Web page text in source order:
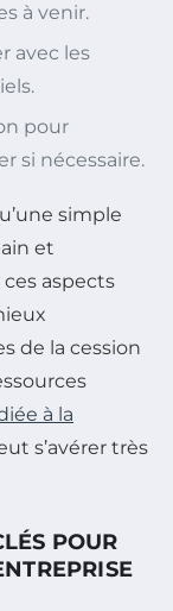
à venir.
avec les
pour
si nécessaire.
simple
et
aspects
de la cession
à la
s’avérer très
POUR